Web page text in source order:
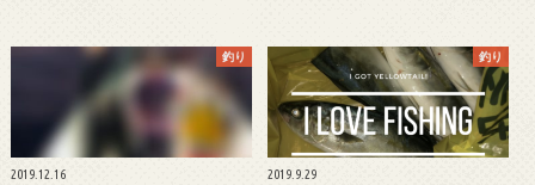
釣り
2019.12.16
釣り
2019.9.29